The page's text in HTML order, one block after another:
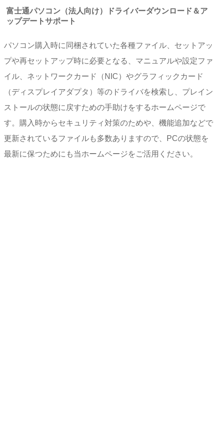
富士通パソコン（法人向け）ドライバーダウンロード＆ア
ップデートサポート
パソコン購入時に同梱されていた各種ファイル、セットアッ
プや再セットアップ時に必要となる、マニュアルや設定ファ
イル、ネットワークカード（NIC）やグラフィックカード
（ディスプレイアダプタ）等のドライバを検索し、プレイン
ストールの状態に戻すための手助けをするホームページで
す。購入時からセキュリティ対策のためや、機能追加などで
更新されているファイルも多数ありますので、PCの状態を
最新に保つためにも当ホームページをご活用ください。